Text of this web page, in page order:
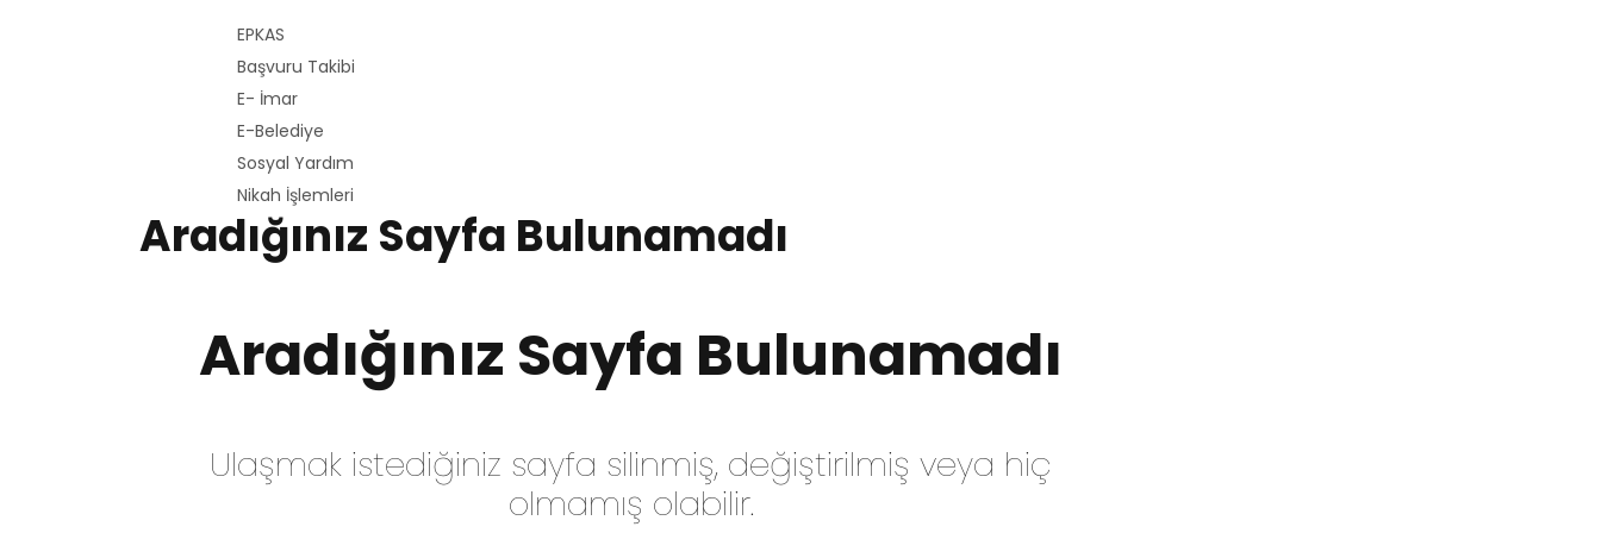
EPKAS
Başvuru Takibi
E- İmar
E-Belediye
Sosyal Yardım
Nikah İşlemleri
Aradığınız Sayfa Bulunamadı
Aradığınız Sayfa Bulunamadı
Ulaşmak istediğiniz sayfa silinmiş, değiştirilmiş veya hiç
olmamış olabilir.